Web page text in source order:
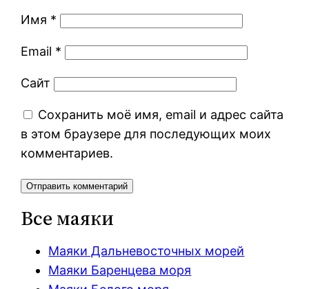
Имя *
Email *
Сайт
Сохранить моё имя, email и адрес сайта
в этом браузере для последующих моих
комментариев.
Все маяки
Маяки Дальневосточных морей
Маяки Баренцева моря